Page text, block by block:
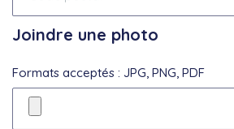
Joindre une photo
Formats acceptés : JPG, PNG, PDF